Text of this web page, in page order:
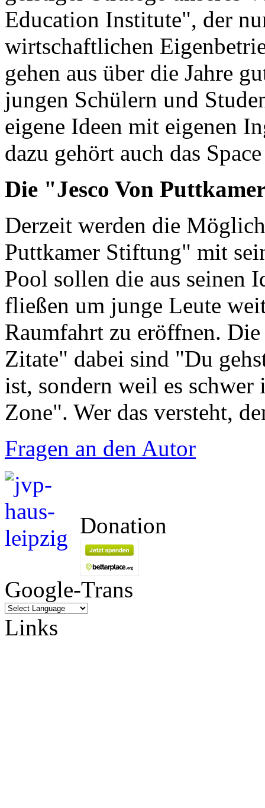
Education Institute", der
wirtschaftlichen
gehen aus über die Jahre
jungen Schülern und
eigene Ideen mit eigenen
dazu gehört auch das
Die "Jesco Von
Derzeit werden die
Puttkamer Stiftung" mit
Pool sollen die aus seinen
fließen um junge Leute
Raumfahrt zu eröffnen.
Zitate" dabei sind "Du
ist, sondern weil es
Zone". Wer das versteht,
Fragen an den Autor
Donation
Google-Trans
Links